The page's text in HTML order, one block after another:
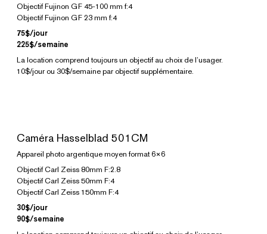
Objectif Fujinon GF 45-100 mm f:4
Objectif Fujinon GF 23 mm f:4
75$/jour
225$/semaine
La location comprend toujours un objectif au choix de l’usager.
10$/jour ou 30$/semaine par objectif supplémentaire.
Caméra Hasselblad 501CM
Appareil photo argentique moyen format 6×6
Objectif Carl Zeiss 80mm F:2.8
Objectif Carl Zeiss 50mm F:4
Objectif Carl Zeiss 150mm F:4
30$/jour
90$/semaine